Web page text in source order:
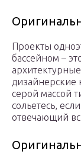
Проекты
бассейном –
дизайнерские
серой массой
сольетесь,
отвечающий